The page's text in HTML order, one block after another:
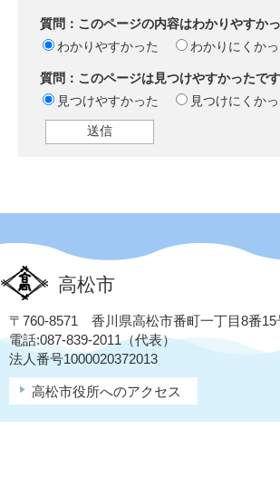
質問：このページの内容はわかりやすか
わかりやすかった
わかりにくかっ
質問：このページは見つけやすかったで
見つけやすかった
見つけにくか
高松市
〒760-8571 香川県高松市番町一丁目8番15
電話:087-839-2011（代表）
法人番号1000020372013
高松市役所へのアクセス